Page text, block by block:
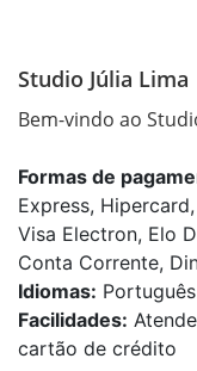
Studio Júlia Lima
Bem-vindo ao
Formas de
Express,
Visa Electron, Elo
Conta Corrente,
Idiomas: Português
Facilidades:
cartão de crédito